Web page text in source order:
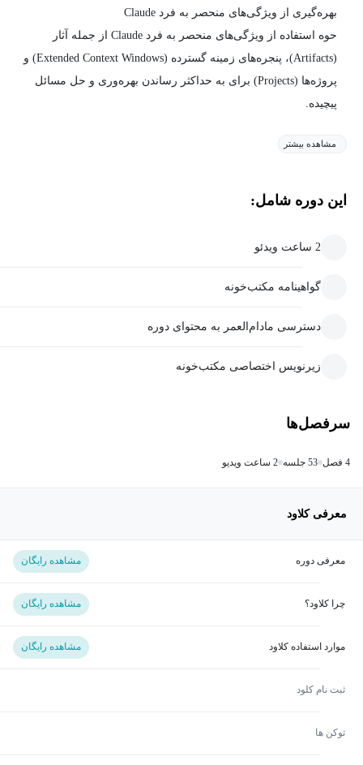
بهره‌گیری از ویژگی‌های منحصر به فرد Claude
حوه استفاده از ویژگی‌های منحصر به فرد Claude از جمله آثار
(Artifacts)، پنجره‌های زمینه گسترده (Extended Context Windows) و
پروژه‌ها (Projects) برای به حداکثر رساندن بهره‌وری و حل مسائل
پیچیده.
مشاهده بیشتر
این دوره شامل:
2 ساعت ویدئو
گواهینامه مکتب‌خونه
دسترسی مادام‌العمر به محتوای دوره
زیرنویس اختصاصی مکتب‌خونه
سرفصل‌ها
4 فصل 53 جلسه 2 ساعت ویدیو
معرفی کلاود
معرفی دوره مشاهده رایگان
چرا کلاود؟ مشاهده رایگان
موارد استفاده کلاود مشاهده رایگان
ثبت نام کلود
توکن ها